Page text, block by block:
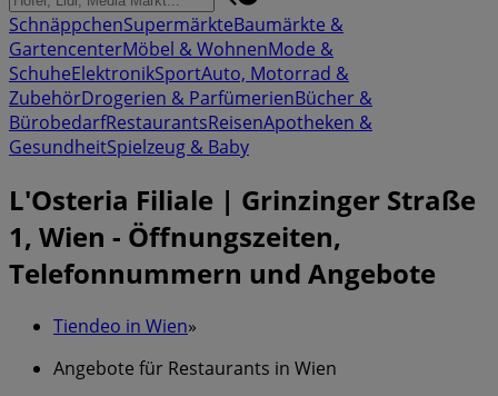
SchnäppchenSupermärkteBaumärkte &
GartencenterMöbel & WohnenMode &
SchuheElektronikSportAuto, Motorrad &
ZubehörDrogerien & ParfümerienBücher &
BürobedarfRestaurantsReisenApotheken &
GesundheitSpielzeug & Baby
L'Osteria Filiale | Grinzinger Straße
1, Wien - Öffnungszeiten,
Telefonnummern und Angebote
Tiendeo in Wien»
Angebote für Restaurants in Wien